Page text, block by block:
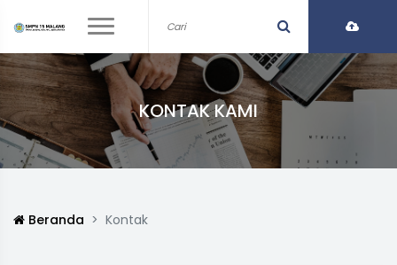
KONTAK KAMI
Beranda Kontak